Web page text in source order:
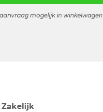
mogelijk in winkelwagen
Zakelijk